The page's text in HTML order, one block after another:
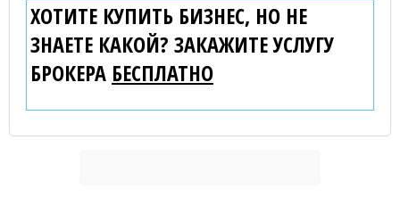
ХОТИТЕ КУПИТЬ БИЗНЕС, НО НЕ
ЗНАЕТЕ КАКОЙ? ЗАКАЖИТЕ УСЛУГУ
БРОКЕРА БЕСПЛАТНО